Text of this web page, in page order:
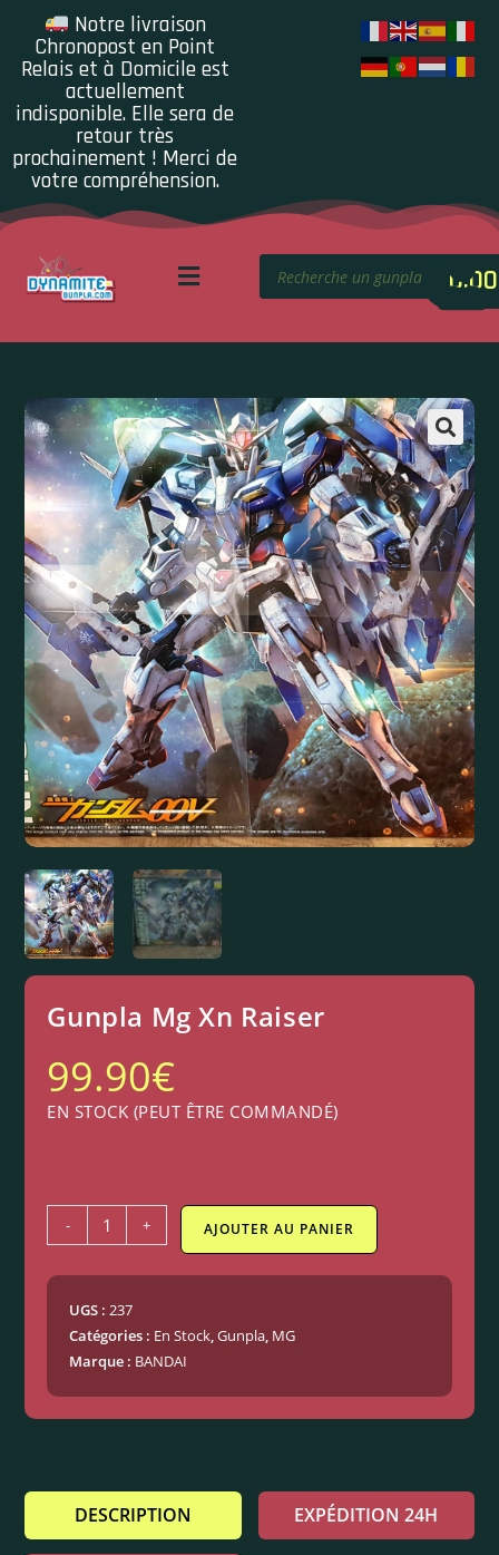
Notre livraison
Chronopost en Point
Relais et à Domicile est
actuellement
indisponible. Elle sera de
retour très
prochainement ! Merci de
votre compréhension.
0.00
Gunpla Mg Xn Raiser
99.90€
EN STOCK (PEUT ÊTRE COMMANDÉ)
- + AJOUTER AU PANIER
UGS :237
Catégories : En Stock,Gunpla, MG
Marque : BANDAI
DESCRIPTION EXPÉDITION 24H